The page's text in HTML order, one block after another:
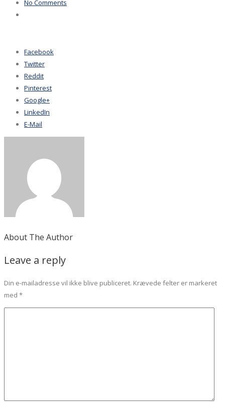
No Comments
Facebook
Twitter
Reddit
Pinterest
Google+
LinkedIn
E-Mail
About The Author
Leave a reply
Din e-mailadresse vil ikke blive publiceret. Krævede felter er markeret
med *